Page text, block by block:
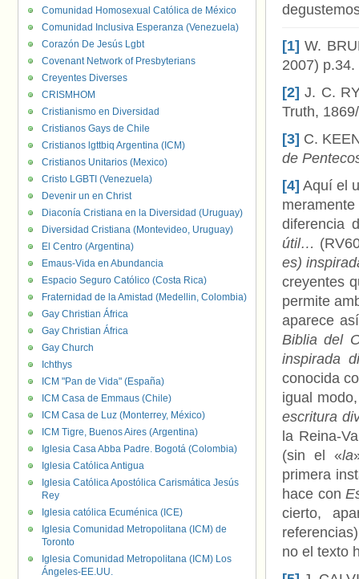
[1] W.
2007) p.34.
[2] J. C.
Truth,
[3] C.
de
[4] Aquí el
diferencia
útil…
es)
creyentes
permite
aparece
Biblia del
inspirada
conocida
igual
escritura
la Reina-
(sin el «la
primera
hace con
cierto,
no el texto
Comunidad Homosexual Católica de México
Comunidad Inclusiva Esperanza (Venezuela)
Corazón De Jesús Lgbt
Covenant Network of Presbyterians
Creyentes Diverses
CRISMHOM
Cristianismo en Diversidad
Cristianos Gays de Chile
Cristianos lgttbiq Argentina (ICM)
Cristianos Unitarios (Mexico)
Cristo LGBTI (Venezuela)
Devenir un en Christ
Diaconía Cristiana en la Diversidad (Uruguay)
Diversidad Cristiana (Montevideo, Uruguay)
El Centro (Argentina)
Emaus-Vida en Abundancia
Espacio Seguro Católico (Costa Rica)
Fraternidad de la Amistad (Medellin, Colombia)
Gay Christian África
Gay Christian África
Gay Church
Ichthys
ICM "Pan de Vida" (España)
ICM Casa de Emmaus (Chile)
ICM Casa de Luz (Monterrey, México)
ICM Tigre, Buenos Aires (Argentina)
Iglesia Casa Abba Padre. Bogotá (Colombia)
Iglesia Católica Antigua
Iglesia Católica Apostólica Carismática Jesús
Rey
Iglesia católica Ecuménica (ICE)
Iglesia Comunidad Metropolitana (ICM) de
Toronto
Iglesia Comunidad Metropolitana (ICM) Los
Ángeles-EE.UU.